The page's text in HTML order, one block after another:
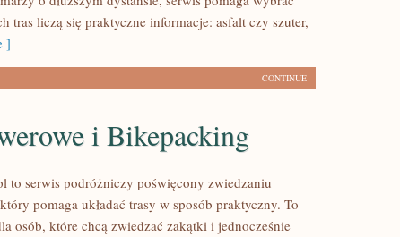
tras liczą się praktyczne informacje: asfalt czy szuter,
]
CONTINUE
i Bikepacking
to serwis podróżniczy poświęcony zwiedzaniu
pomaga układać trasy w sposób praktyczny. To
osób, które chcą zwiedzać zakątki i jednocześnie